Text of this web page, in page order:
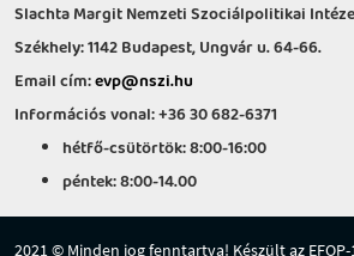
Slachta Margit Nemzeti Szociálpolitikai
Székhely: 1142 Budapest, Ungvár u. 64-66.
Email cím:evp@nszi.hu
Információs vonal: +36 30 682-6371
hétfő-csütörtök: 8:00-16:00
péntek: 8:00-14.00
2021 © Minden jog fenntartva! Készült az EFOP-